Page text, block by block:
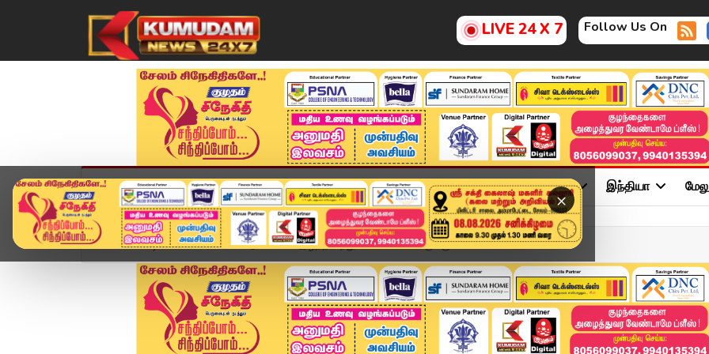
LIVE 24 X 7 Follow Us On
×
முகப்பு விளையாட்டு அண்மை தமிழ்நாடு சினிமா அரசியல் விளையாட்டு இந்தியா
Home வீடியோ ஸ்டோரி கட்டுப்பாட்டை இழந்த சுற்றுலா வேன்.. 6 பேருக்கு ...